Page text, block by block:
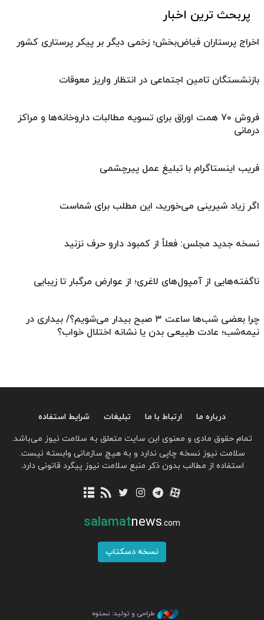
پربحث ترین اخبار
اخراج پرستاران فیاض‌بخش؛ زخمی دیگر بر پیکر پرستاری کشور
بازنشستگان تامین اجتماعی در انتظار واریز معوقات
فروش ۷۰ همت اوراق برای تسویه مطالبات داروخانه‌ها و مراکز
درمانی
فریب اینستاگرام با تبلیغ عمل پیرچشمی
اگر زیاد شیرینی می‌خورید، این مطلب برای شماست
نسخه جدید مجلس: فعلاً از کمبود دارو حرف نزنید
ناگفته‌هایی از آمپول‌های لاغری؛ از عوارض مرگبار تا زیبایی
چرا بعضی شب‌ها ساعت ۳ صبح بیدار می‌شویم؟/ بیداری در
نیمه‌شب؛ عادت طبیعی بدن یا نشانه اختلال خواب؟
درباره ما ارتباط با ما تبلیغات
شرایط استفاده
تمام حقوق مادی و معنوی این سایت متعلق به سلامت نیوز می‌باشد.
سلامت نیوز نسخه چاپی ندارد و به هیچ سازمانی وابسته نیست.
استفاده از مطالب بدون ذکر منبع سلامت نیوز پیگرد قانونی دارد.
salamatnews.com
نسخه دسکتاپ
طراحی و تولید: نستوه